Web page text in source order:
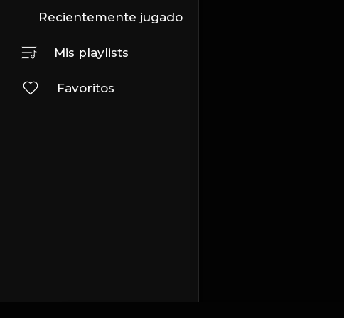
Recientemente jugado
Mis playlists
Favoritos